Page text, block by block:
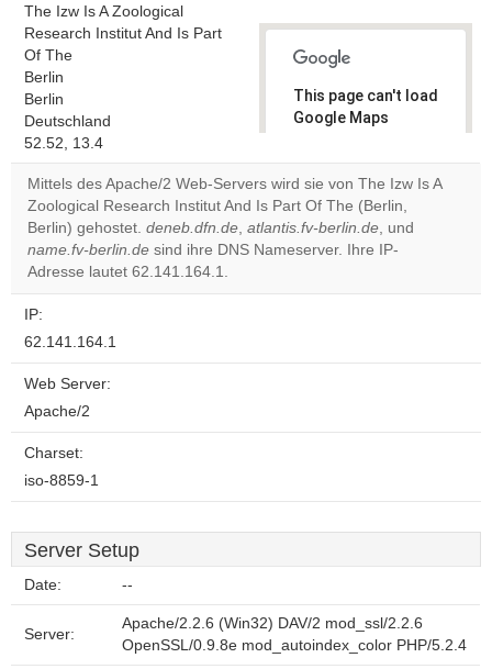
The Izw Is A Zoological
Research Institut And Is Part
Of The
Berlin
Berlin
Deutschland
52.52, 13.4
This page can't load
Google Maps
Do you
own this
website?
Mittels des Apache/2 Web-Servers wird sie von The Izw Is A
Zoological Research Institut And Is Part Of The (Berlin,
Berlin) gehostet. deneb.dfn.de, atlantis.fv-berlin.de, und
name.fv-berlin.de sind ihre DNS Nameserver. Ihre IP-
Adresse lautet 62.141.164.1.
IP:
62.141.164.1
Web Server:
Apache/2
Charset:
iso-8859-1
Server Setup
Date: --
Server:
Apache/2.2.6 (Win32) DAV/2 mod_ssl/2.2.6
OpenSSL/0.9.8e mod_autoindex_color PHP/5.2.4